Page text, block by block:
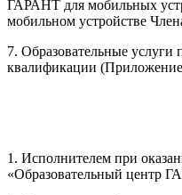
ГАРАНТ для мобильных
мобильном устройстве
7. Образовательные
квалификации
1. Исполнителем при
«Образовательный центр